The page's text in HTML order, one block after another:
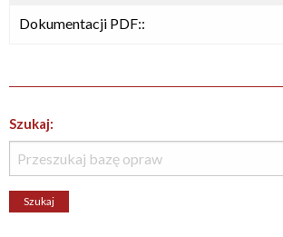
Dokumentacji PDF::
Szukaj: